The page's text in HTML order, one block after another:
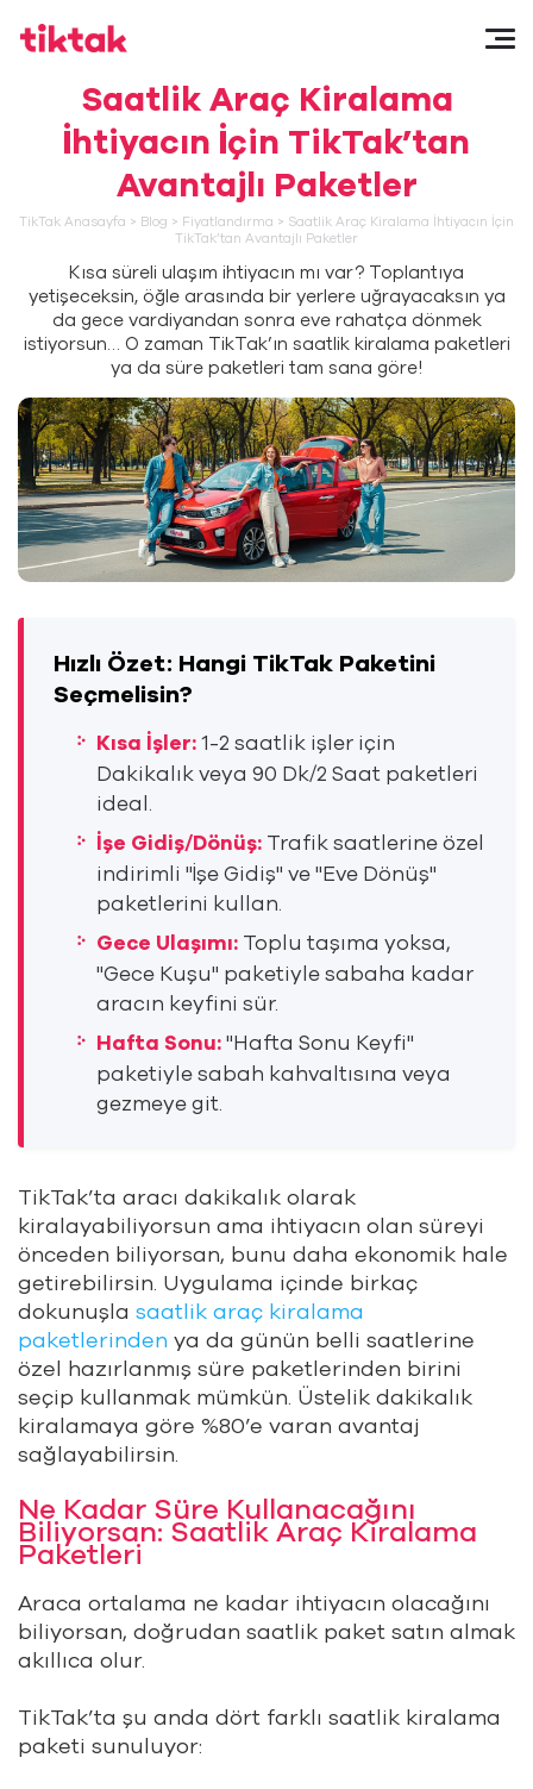
Saatlik Araç Kiralama
İhtiyacın İçin TikTak’tan
Avantajlı Paketler
TikTak Anasayfa > Blog > Fiyatlandırma > Saatlik Araç Kiralama İhtiyacın İçin
TikTak’tan Avantajlı Paketler
Kısa süreli ulaşım ihtiyacın mı var? Toplantıya
yetişeceksin, öğle arasında bir yerlere uğrayacaksın ya
da gece vardiyandan sonra eve rahatça dönmek
istiyorsun… O zaman TikTak’ın saatlik kiralama paketleri
ya da süre paketleri tam sana göre!
Hızlı Özet: Hangi TikTak Paketini
Seçmelisin?
Kısa İşler: 1-2 saatlik işler için
Dakikalık veya 90 Dk/2 Saat paketleri
ideal.
İşe Gidiş/Dönüş: Trafik saatlerine özel
indirimli "İşe Gidiş" ve "Eve Dönüş"
paketlerini kullan.
Gece Ulaşımı: Toplu taşıma yoksa,
"Gece Kuşu" paketiyle sabaha kadar
aracın keyfini sür.
Hafta Sonu: "Hafta Sonu Keyfi"
paketiyle sabah kahvaltısına veya
gezmeye git.
TikTak’ta aracı dakikalık olarak
kiralayabiliyorsun ama ihtiyacın olan süreyi
önceden biliyorsan, bunu daha ekonomik hale
getirebilirsin. Uygulama içinde birkaç
dokunuşla saatlik araç kiralama
paketlerinden ya da günün belli saatlerine
özel hazırlanmış süre paketlerinden birini
seçip kullanmak mümkün. Üstelik dakikalık
kiralamaya göre %80’e varan avantaj
sağlayabilirsin.
Ne Kadar Süre Kullanacağını
Biliyorsan: Saatlik Araç Kiralama
Paketleri
Araca ortalama ne kadar ihtiyacın olacağını
biliyorsan, doğrudan saatlik paket satın almak
akıllıca olur.
TikTak’ta şu anda dört farklı saatlik kiralama
paketi sunuluyor: